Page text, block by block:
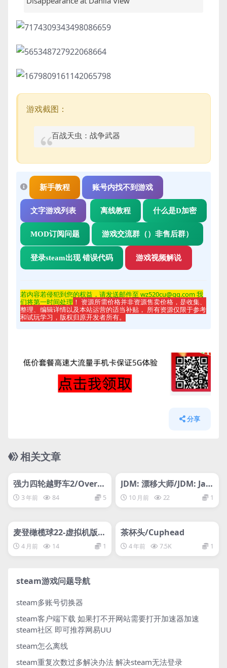
游戏截图：
百战天虫：战争武器
新手教程 账号内找不到游戏
文字游戏列表 离线教程 什么是D加密
MOD订阅问题 游戏交流群（）非售后群）
登录steam出现 错误代码 游戏视频解说
若内容若侵犯到您的权益，请发送邮件至 wz520cu@qq.com 我
们将第一时间处理 ！ 资源所需价格并非资源售卖价格，是收集、
整理、编辑详情以及本站运营的适当补贴， 所有资源仅限于参考
和试玩学习，版权归原开发者所有。
分享
相关文章
网盘下载游戏
强力四轮越野车2/Overp
ass 2
3 年前 84 5
网盘下载游戏
JDM: 漂移大师/JDM: Jap
anese Drift Master
10 月前 22 1
网盘下载游戏
麦登橄榄球22-虚拟机版/
Madden NFL 22 HYPER
VISOR
4 月前 14 1
网盘下载游戏
茶杯头/Cuphead
4 年前 7.5K 1
steam游戏问题导航
steam多账号切换器
steam客户端下载 如果打不开网站需要打开加速器加速
steam社区 即可推荐网易UU
steam怎么离线
steam重复次数过多解决办法 解决steam无法登录